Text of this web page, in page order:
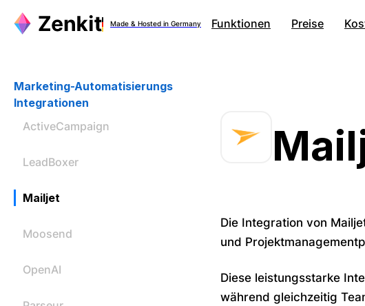
Made & Hosted in Germany Funktionen Preise
Marketing-Automatisierungs
Integrationen
ActiveCampaign
LeadBoxer
Mailjet
Moosend
OpenAI
Die Integration von
und
Diese leistungsstarke
während gleichzeitig